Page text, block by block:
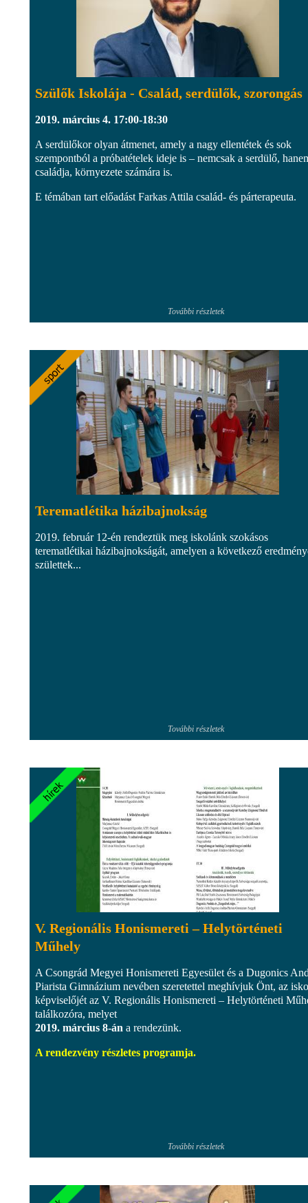
Szülők Iskolája - Család, serdülők, szorongás
2019. március 4. 17:00-18:30
A serdülőkor olyan átmenet, amely a nagy ellentétek és sok
szempontból a próbatételek ideje is – nemcsak a serdülő,
családja, környezete számára is.
E témában tart előadást Farkas Attila család- és párterapeuta.
További részletek
Terematlétika házibajnokság
2019. február 12-én rendeztük meg iskolánk szokásos
terematlétikai házibajnokságát, amelyen a következő
születtek...
További részletek
V. Regionális Honismereti – Helytörténeti
Műhely
A Csongrád Megyei Honismereti Egyesület és a Dugonics
Piarista Gimnázium nevében szeretettel meghívjuk Önt, az
képviselőjét az V. Regionális Honismereti – Helytörténeti
találkozóra, melyet
2019. március 8-án a rendezünk.
A rendezvény részletes programja.
További részletek